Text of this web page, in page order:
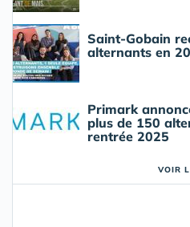
Saint-Gobain
alternants en
Primark
plus de 150
rentrée 2025
VOIR